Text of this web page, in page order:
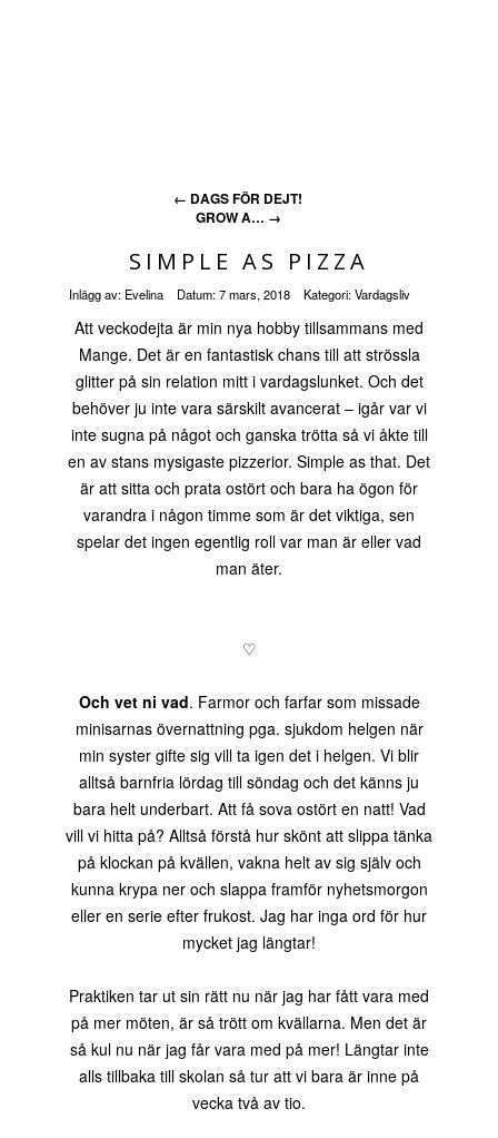
← DAGS FÖR DEJT!
GROW A… →
SIMPLE AS PIZZA
Inlägg av: Evelina Datum:7 mars, 2018 Kategori:Vardagsliv
Att veckodejta är min nya hobby tillsammans med
Mange. Det är en fantastisk chans till att strössla
glitter på sin relation mitt i vardagslunket. Och det
behöver ju inte vara särskilt avancerat – igår var vi
inte sugna på något och ganska trötta så vi åkte till
en av stans mysigaste pizzerior. Simple as that. Det
är att sitta och prata ostört och bara ha ögon för
varandra i någon timme som är det viktiga, sen
spelar det ingen egentlig roll var man är eller vad
man äter.
♡
Och vet ni vad. Farmor och farfar som missade
minisarnas övernattning pga. sjukdom helgen när
min syster gifte sig vill ta igen det i helgen. Vi blir
alltså barnfria lördag till söndag och det känns ju
bara helt underbart. Att få sova ostört en natt! Vad
vill vi hitta på? Alltså förstå hur skönt att slippa tänka
på klockan på kvällen, vakna helt av sig själv och
kunna krypa ner och slappa framför nyhetsmorgon
eller en serie efter frukost. Jag har inga ord för hur
mycket jag längtar!
Praktiken tar ut sin rätt nu när jag har fått vara med
på mer möten, är så trött om kvällarna. Men det är
så kul nu när jag får vara med på mer! Längtar inte
alls tillbaka till skolan så tur att vi bara är inne på
vecka två av tio.